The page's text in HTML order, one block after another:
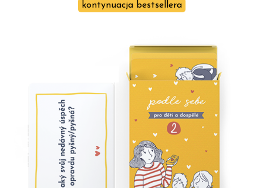
kontynuacja bestsellera